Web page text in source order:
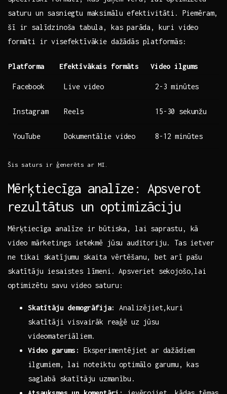
saturu un sasniegtu maksimālu ⁣efektivitāti. ⁣Piemēram,
šī ir salīdzinoša tabula, kas⁢ parāda, kuri video
formāti ir‍ visefektīvākie dažādās platformās:
Platforma Efektīvākais formāts Video ilgums
Facebook Live video 2-3 minūtes
Instagram Reels 15-30 sekunžu
YouTube Dokumentālie video 8-12 minūtes
Šis saturs ir ģenerēts ar MI.
Mērķtiecīga analīze: Apsverot​
rezultātus ⁢un optimizāciju
Mērķtiecīga analīze ir būtiska, lai saprastu, kā
video ⁢mārketings ‌ietekmē jūsu auditoriju. Tas ietver
ne tikai skatījumu skaita vērtēšanu, bet arī pašu
skatītāju iesaistes līmeni. ⁢Apsveriet sekojošo,lai
optimizētu savu video saturu:
Skatītāju ⁣demogrāfija:
Analizējiet,kuri
skatītāji visvairāk reaģē uz jūsu
videomateriāliem.
Video garums:
Eksperimentējiet ar dažādiem
ilgumiem, lai noteiktu optimālo ⁣garumu, kas
saglabā skatītāju ⁣uzmanību.